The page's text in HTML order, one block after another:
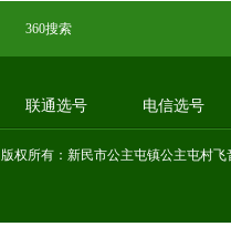
360搜索
联通选号 电信选号
版权所有：新民市公主屯镇公主屯村